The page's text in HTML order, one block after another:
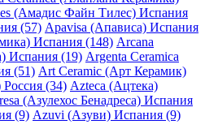
(Амадис Файн Тилес) Испания
(57) Apavisa (Апависа) Испания
Испания (148) Arcana
Испания (19) Argenta Ceramica
(51) Art Ceramic (Арт Керамик)
(34) Azteca (Ацтека)
(Азулехос Бенадреса) Испания
(9) Azuvi (Азуви) Испания (9)